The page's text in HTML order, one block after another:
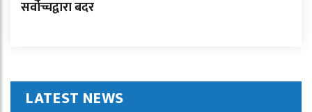
सर्वोच्चद्वारा बदर
LATEST NEWS